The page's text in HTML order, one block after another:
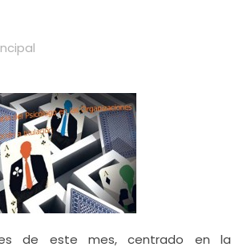
de este mes, centrado en la